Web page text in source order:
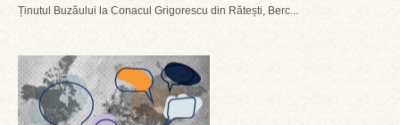
Ținutul Buzăului la Conacul Grigorescu din Rătești, Berc...